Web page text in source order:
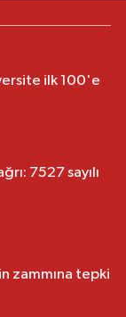
ilk 100'e
7527 sayılı
zammına tepki